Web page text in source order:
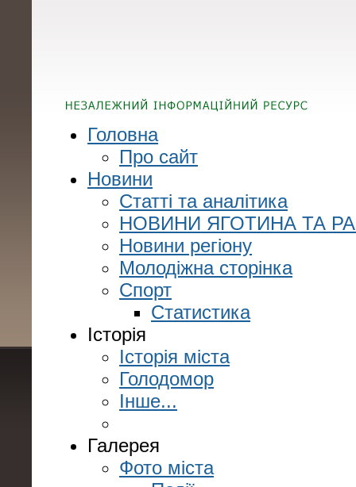
Головна
Про сайт
Новини
Статті та аналітика
НОВИНИ ЯГОТИНА ТА
Новини регіону
Молодіжна сторінка
Спорт
Статистика
Історія
Історія міста
Голодомор
Інше...
Галерея
Фото міста